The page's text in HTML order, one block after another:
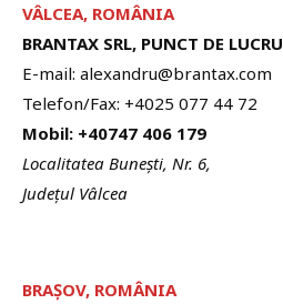
VÂLCEA, ROMÂNIA
BRANTAX SRL, PUNCT DE LUCRU
E-mail: alexandru@brantax.com
Telefon/Fax: +4025 077 44 72
Mobil: +40747 406 179
Localitatea Bunești, Nr. 6,
Județul Vâlcea
BRAȘOV, ROMÂNIA